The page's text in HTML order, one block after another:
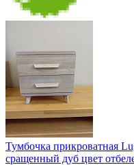
Тумбочка прикроватная
сращенный дуб цвет